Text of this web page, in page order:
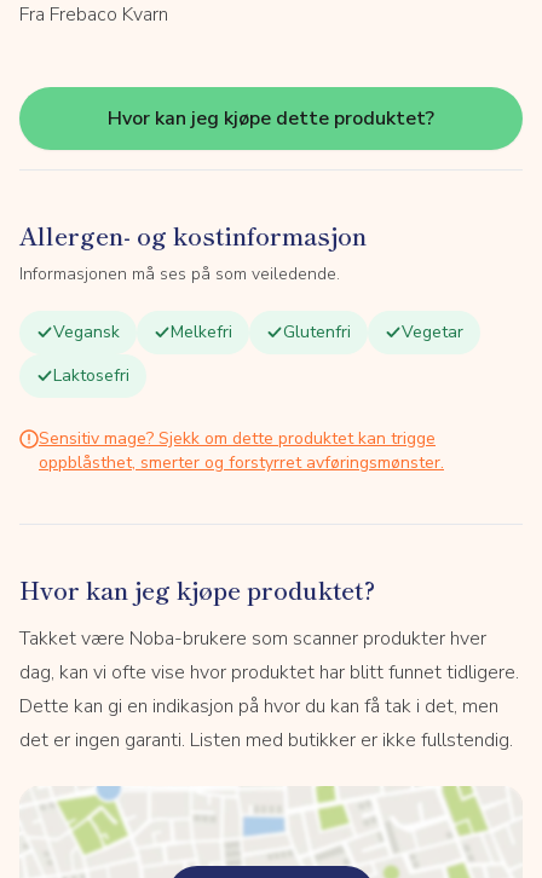
Fra Frebaco Kvarn
Hvor kan jeg kjøpe dette produktet?
Allergen- og kostinformasjon
Informasjonen må ses på som veiledende.
Vegansk Melkefri Glutenfri
Vegetar
Laktosefri
Sensitiv mage? Sjekk om dette produktet kan trigge
oppblåsthet, smerter og forstyrret avføringsmønster.
Hvor kan jeg kjøpe produktet?
Takket være Noba-brukere som scanner produkter hver
dag, kan vi ofte vise hvor produktet har blitt funnet tidligere.
Dette kan gi en indikasjon på hvor du kan få tak i det, men
det er ingen garanti. Listen med butikker er ikke fullstendig.